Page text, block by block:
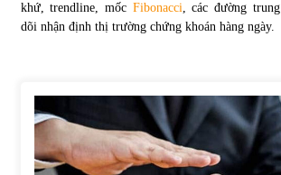
khứ, trendline, mốc Fibonacci, các đường
dõi nhận định thị trường chứng khoán hàng ngày.